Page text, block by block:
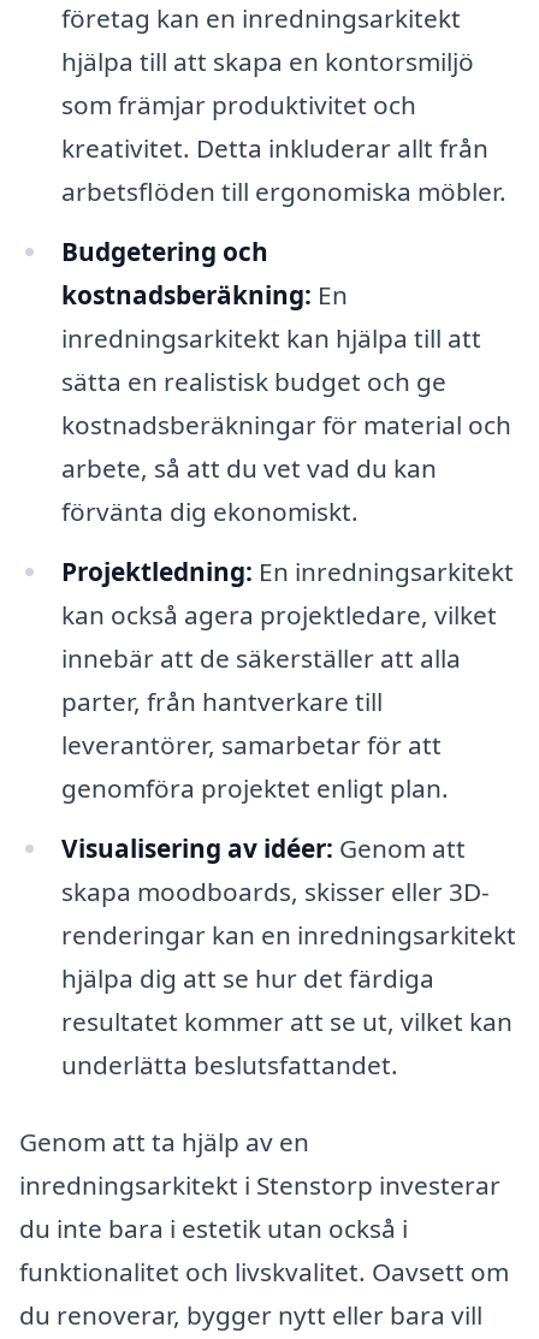
företag kan en inredningsarkitekt
hjälpa till att skapa en kontorsmiljö
som främjar produktivitet och
kreativitet. Detta inkluderar allt från
arbetsflöden till ergonomiska möbler.
Budgetering och
kostnadsberäkning: En
inredningsarkitekt kan hjälpa till att
sätta en realistisk budget och ge
kostnadsberäkningar för material och
arbete, så att du vet vad du kan
förvänta dig ekonomiskt.
Projektledning: En inredningsarkitekt
kan också agera projektledare, vilket
innebär att de säkerställer att alla
parter, från hantverkare till
leverantörer, samarbetar för att
genomföra projektet enligt plan.
Visualisering av idéer: Genom att
skapa moodboards, skisser eller 3D-
renderingar kan en inredningsarkitekt
hjälpa dig att se hur det färdiga
resultatet kommer att se ut, vilket kan
underlätta beslutsfattandet.
Genom att ta hjälp av en
inredningsarkitekt i Stenstorp investerar
du inte bara i estetik utan också i
funktionalitet och livskvalitet. Oavsett om
du renoverar, bygger nytt eller bara vill